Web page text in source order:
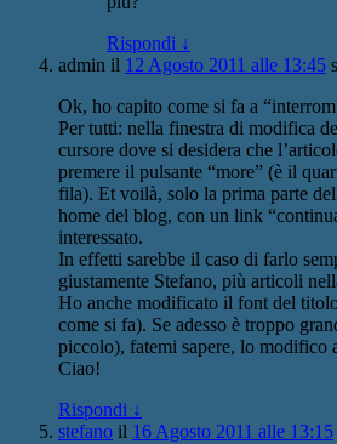
Rispondi ↓
admin il 12 Agosto 2011 alle 13:45
Ok, ho capito come si fa a
Per tutti: nella finestra di modifica
cursore dove si desidera che
premere il pulsante “more” (è il
fila). Et voilà, solo la prima parte
home del blog, con un link
interessato.
In effetti sarebbe il caso di farlo
giustamente Stefano, più articoli
Ho anche modificato il font del
come si fa). Se adesso è troppo
piccolo), fatemi sapere, lo modifico
Ciao!
Rispondi ↓
stefano il 16 Agosto 2011 alle 13:15